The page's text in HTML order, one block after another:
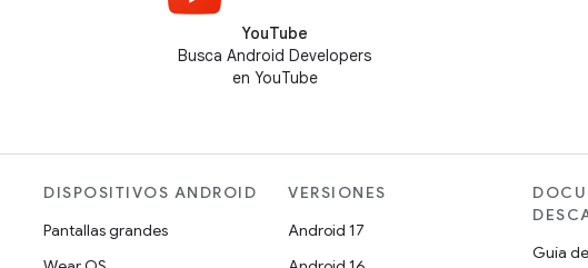
YouTube
Busca Android Developers
en YouTube
DISPOSITIVOS ANDROID
Pantallas grandes
VERSIONES
Android 17
Guía